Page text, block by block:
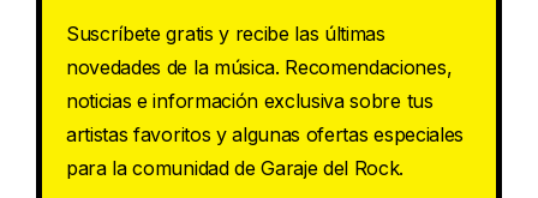
Suscríbete gratis y recibe las últimas
novedades de la música. Recomendaciones,
noticias e información exclusiva sobre tus
artistas favoritos y algunas ofertas especiales
para la comunidad de Garaje del Rock.